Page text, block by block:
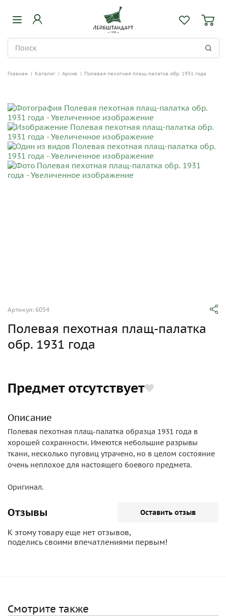
Главная | Каталог | Архив | Полевая пехотная плащ-палатка обр. 1931 года
Артикул: 6054
Полевая пехотная плащ-палатка
обр. 1931 года
Предмет отсутствует
Описание
Полевая пехотная плащ-палатка образца 1931 года в
хорошей сохранности. Имеются небольшие разрывы
ткани, несколько пуговиц утрачено, но в целом состояние
очень неплохое для настоящего боевого предмета.
Оригинал.
Отзывы Оставить отзыв
К этому товару еще нет отзывов,
поделись своими впечатлениями первым!
Смотрите также